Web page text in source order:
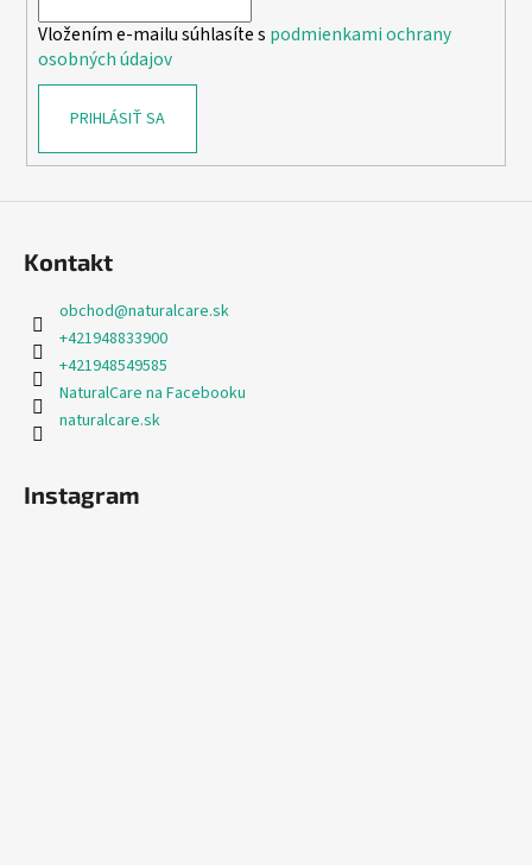
Vložením e-mailu súhlasíte s podmienkami ochrany
osobných údajov
PRIHLÁSIŤ SA
Kontakt
obchod@naturalcare.sk
+421948833900
+421948549585
NaturalCare na Facebooku
naturalcare.sk
Instagram